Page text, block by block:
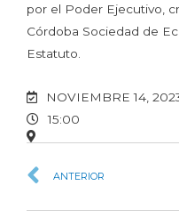
por el Poder Ejecutivo,
Córdoba Sociedad de
Estatuto.
NOVIEMBRE 14,
15:00
ANTERIOR